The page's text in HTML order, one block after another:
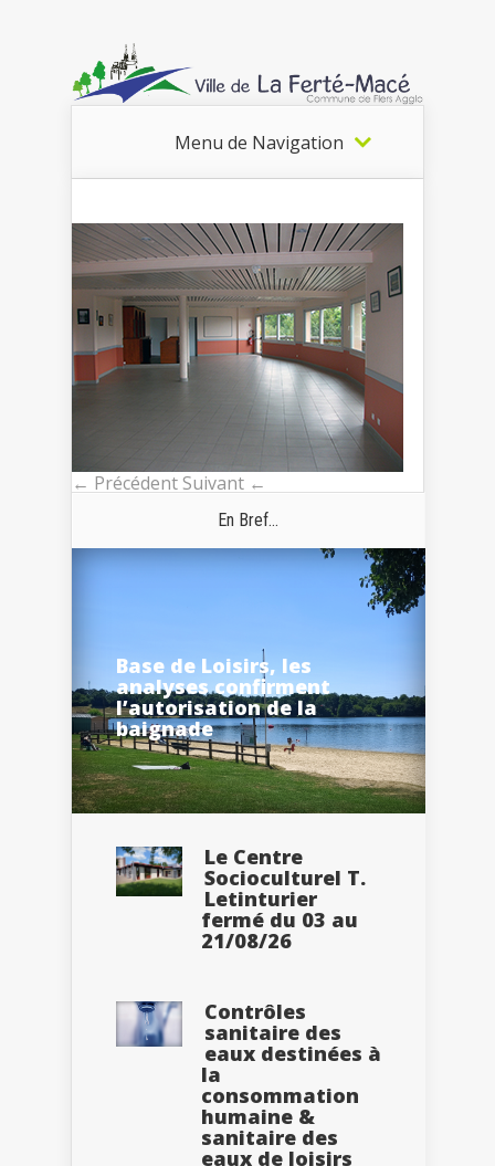
Menu de Navigation
← Précédent Suivant ←
En Bref...
Base de Loisirs, les
analyses confirment
l’autorisation de la
baignade
Le Centre
Socioculturel T.
Letinturier
fermé du 03 au
21/08/26
Contrôles
sanitaire des
eaux destinées à
la
consommation
humaine &
sanitaire des
eaux de loisirs